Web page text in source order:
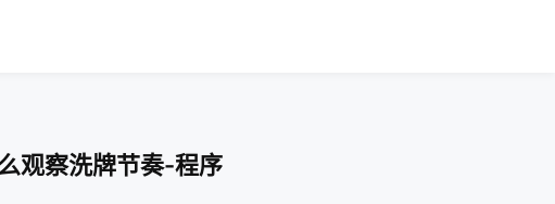
观察洗牌节奏-程序